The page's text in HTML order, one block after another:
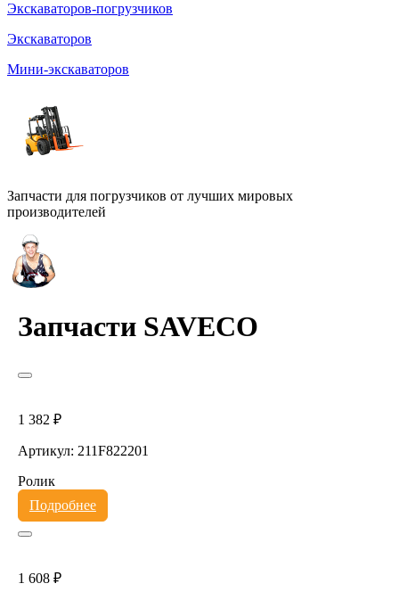
Экскаваторов-погрузчиков
Экскаваторов
Мини-экскаваторов
Запчасти для погрузчиков от лучших мировых
производителей
Запчасти SAVECO
1 382 ₽
Артикул: 211F822201
Ролик
Подробнее
1 608 ₽